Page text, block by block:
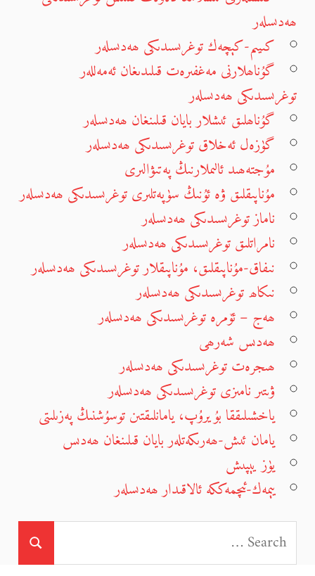
ھەدىسلەر
كىيىم-كېچەك توغرىسىدىكى ھەدىسلەر
گۇناھلارنى مەغفىرەت قىلىدىغان ئەمەللەر
توغرىسىدىكى ھەدىسلەر
گۇناھلىق ئىشلار بايان قىلىنغان ھەدىسلەر
گۈزەل ئەخلاق توغرىسىدىكى ھەدىسلەر
مۇجتەھىد ئالىملارنىڭ پەتىۋالىرى
مۇناپىقلىق ۋە ئۇنىڭ سۈپەتلىرى توغرىسىدىكى ھەدىسلەر
ناماز توغرىسىدىكى ھەدىسلەر
نامراتلىق توغرىسىدىكى ھەدىسلەر
نىفاق-مۇناپىقلىق، مۇناپىقلار توغرىسىدىكى ھەدىسلەر
نىكاھ توغرىسىدىكى ھەدىسلەر
ھەج – ئۆمرە توغرىسىدىكى ھەدىسلەر
ھەدىس شەرھى
ھىجرەت توغرىسىدىكى ھەدىسلەر
ۋىتىر نامىزى توغرىسىدىكى ھەدىسلەر
ياخشىلىققا بۇيرۇپ، يامانلىقتىن توسۇشنىڭ پەزىلىتى
يامان ئىش-ھەرىكەتلەر بايان قىلىنغان ھەدىس
يۈز يېپىش
يېمەك-ئىچمەككە ئالاقىدار ھەدىسلەر